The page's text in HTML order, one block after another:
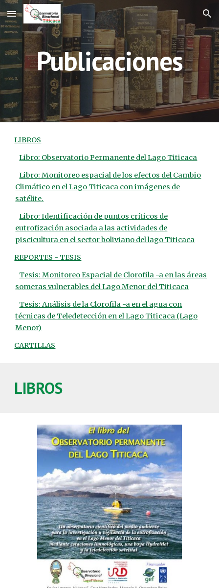
Skip to main content Skip to navigation
Publicaciones
LIBROS
Libro: Observatorio Permanente del Lago Titicaca
Libro: Monitoreo espacial de los efectos del Cambio
Climático en el Lago Titicaca con imágenes de
satélite.
Libro: Identificación de puntos críticos de
eutrofización asociada a las actividades de
piscicultura en el sector boliviano del lago Titicaca
REPORTES - TESIS
Tesis: Monitoreo Espacial de Clorofila -a en las áreas
someras vulnerables del Lago Menor del Titicaca
Tesis: Análisis de la Clorofila -a en el agua con
técnicas de Teledetección en el Lago Titicaca (Lago
Menor)
CARTILLAS
LIBROS